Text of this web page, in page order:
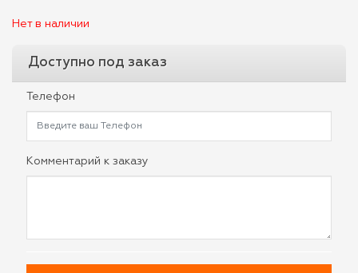
Нет в наличии
Доступно под заказ
Телефон
Комментарий к заказу